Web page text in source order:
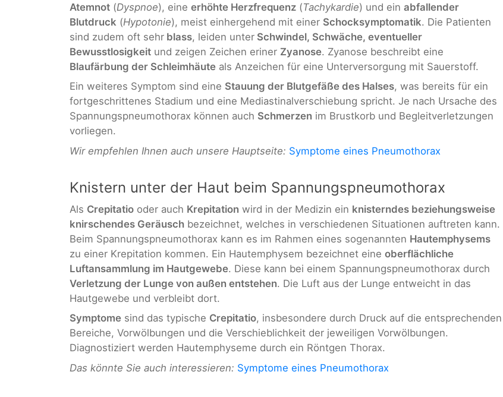
Atemnot (Dyspnoe), eine erhöhte Herzfrequenz (Tachykardie) und ein abfallender
Blutdruck (Hypotonie), meist einhergehend mit einer Schocksymptomatik. Die Patienten
sind zudem oft sehr blass, leiden unter Schwindel, Schwäche, eventueller
Bewusstlosigkeit und zeigen Zeichen eriner Zyanose. Zyanose beschreibt eine
Blaufärbung der Schleimhäute als Anzeichen für eine Unterversorgung mit Sauerstoff.
Ein weiteres Symptom sind eine Stauung der Blutgefäße des Halses, was bereits für ein
fortgeschrittenes Stadium und eine Mediastinalverschiebung spricht. Je nach Ursache des
Spannungspneumothorax können auch Schmerzen im Brustkorb und Begleitverletzungen
vorliegen.
Wir empfehlen Ihnen auch unsere Hauptseite: Symptome eines Pneumothorax
Knistern unter der Haut beim Spannungspneumothorax
Als Crepitatio oder auch Krepitation wird in der Medizin ein knisterndes beziehungsweise
knirschendes Geräusch bezeichnet, welches in verschiedenen Situationen auftreten kann.
Beim Spannungspneumothorax kann es im Rahmen eines sogenannten Hautemphysems
zu einer Krepitation kommen. Ein Hautemphysem bezeichnet eine oberflächliche
Luftansammlung im Hautgewebe. Diese kann bei einem Spannungspneumothorax durch
Verletzung der Lunge von außen entstehen. Die Luft aus der Lunge entweicht in das
Hautgewebe und verbleibt dort.
Symptome sind das typische Crepitatio, insbesondere durch Druck auf die entsprechenden
Bereiche, Vorwölbungen und die Verschieblichkeit der jeweiligen Vorwölbungen.
Diagnostiziert werden Hautemphyseme durch ein Röntgen Thorax.
Das könnte Sie auch interessieren: Symptome eines Pneumothorax